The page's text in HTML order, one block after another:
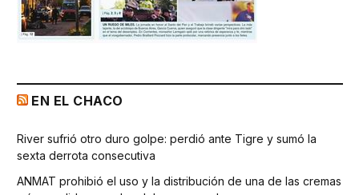
EN EL CHACO
River sufrió otro duro golpe: perdió ante Tigre y sumó la
sexta derrota consecutiva
ANMAT prohibió el uso y la distribución de una de las cremas